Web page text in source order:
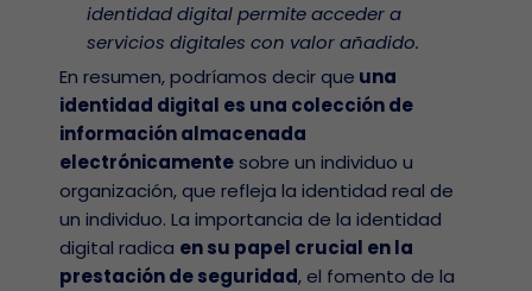
identidad digital permite acceder a
servicios digitales con valor añadido.
En resumen, podríamos decir que una
identidad digital es una colección de
información almacenada
electrónicamente sobre un individuo u
organización, que refleja la identidad real de
un individuo. La importancia de la identidad
digital radica en su papel crucial en la
prestación de seguridad, el fomento de la